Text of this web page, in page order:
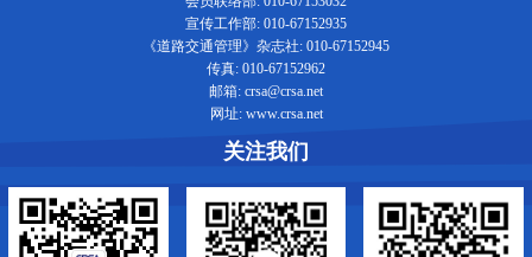
宣传工作部: 010-67152935
《道路交通管理》杂志社: 010-67152945
传真: 010-67152962
邮箱: crsa@crsa.net
网址: www.crsa.net
关注我们